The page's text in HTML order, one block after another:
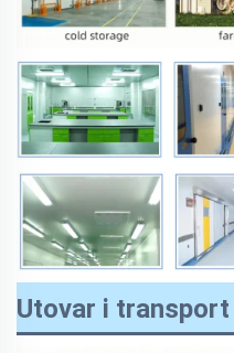
Utovar i transport